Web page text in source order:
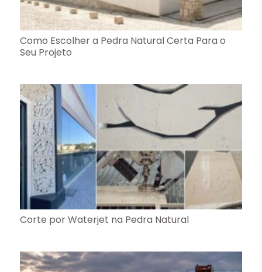
Como Escolher a Pedra Natural Certa Para o
Seu Projeto
Corte por Waterjet na Pedra Natural